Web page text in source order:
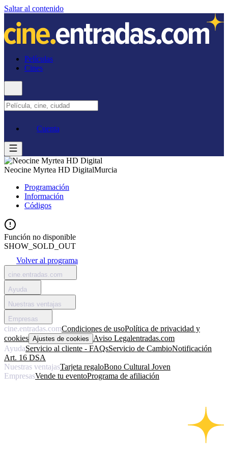
Saltar al contenido
Películas
Cines
Cuenta
Neocine Myrtea HD DigitalMurcia
Programación
Información
Códigos
Función no disponible
SHOW_SOLD_OUT
Volver al programa
cine.entradas.com
Ayuda
Nuestras ventajas
Empresas
cine.entradas.comCondiciones de usoPolítica de privacidad y
cookies Ajustes de cookies Aviso Legalentradas.com
AyudaServicio al cliente - FAQsServicio de CambioNotificación
Art. 16 DSA
Nuestras ventajasTarjeta regaloBono Cultural Joven
EmpresasVende tu eventoPrograma de afiliación